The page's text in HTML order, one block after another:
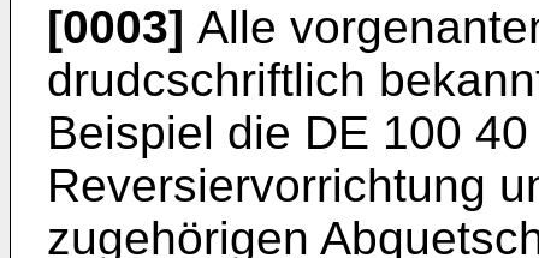
[0003] Alle
drudcschriftlich
Beispiel die DE 100
Reversiervorrichtung
zugehörigen